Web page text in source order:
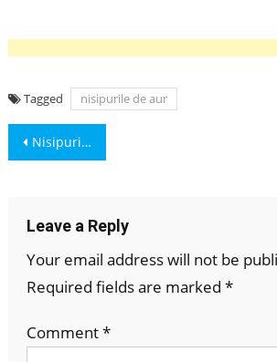
Tagged nisipurile de aur
Post
Nisipurile de Aur: Descoperă Stațiunea Bulgărească de Top
Leave a Reply
Your email address will not be
Required fields are marked *
Comment*